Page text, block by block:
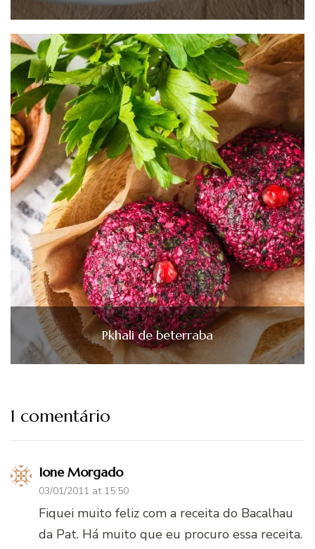
Pkhali de beterraba
1 comentário
Ione Morgado
03/01/2011 at 15:50
Fiquei muito feliz com a receita do Bacalhau
da Pat. Há muito que eu procuro essa receita.